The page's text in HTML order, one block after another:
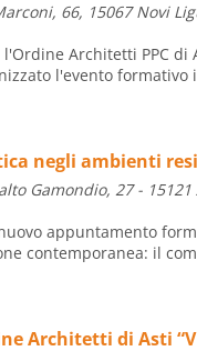
66, 15067 Novi
Architetti PPC
l'evento
negli ambienti
Gamondio, 27 -
appuntamento
contemporanea: il
Architetti di Asti